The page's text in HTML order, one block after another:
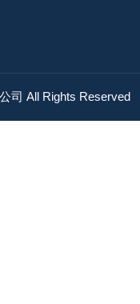
司 All Rights Reserved